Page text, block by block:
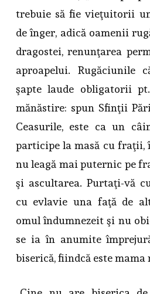
trebuie să fie vieţuitorii
de înger, adică oamenii
dragostei, renunţarea
aproapelui. Rugăciunile
şapte laude obligatorii
mănăstire: spun Sfinţii
Ceasurile, este ca un
participe la masă cu fraţii,
nu leagă mai puternic pe
şi ascultarea. Purtaţi-vă
cu evlavie una faţă de
omul îndumnezeit şi nu
se ia în anumite
biserică, fiindcă este mama